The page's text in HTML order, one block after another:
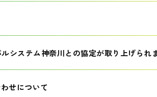
システム神奈川との協定が取り上げられ
せについて